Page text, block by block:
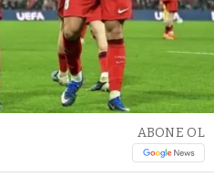
ABONE OL